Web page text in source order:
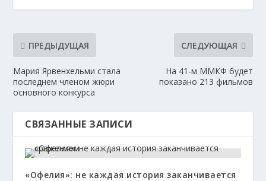
ПРЕДЫДУЩАЯ
Мария Ярвенхельми стала
последнем членом жюри
основного конкурса
СЛЕДУЮЩАЯ
На 41-м ММКФ будет
показано 213 фильмов
СВЯЗАННЫЕ ЗАПИСИ
«Офелия»: не каждая история заканчивается